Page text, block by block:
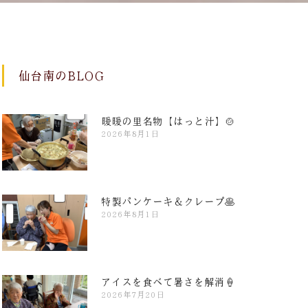
仙台南のBLOG
暖暖の里名物【はっと汁】🍲
2026年8月1日
特製パンケーキ＆クレープ🥞
2026年8月1日
アイスを食べて暑さを解消🍦
2026年7月20日